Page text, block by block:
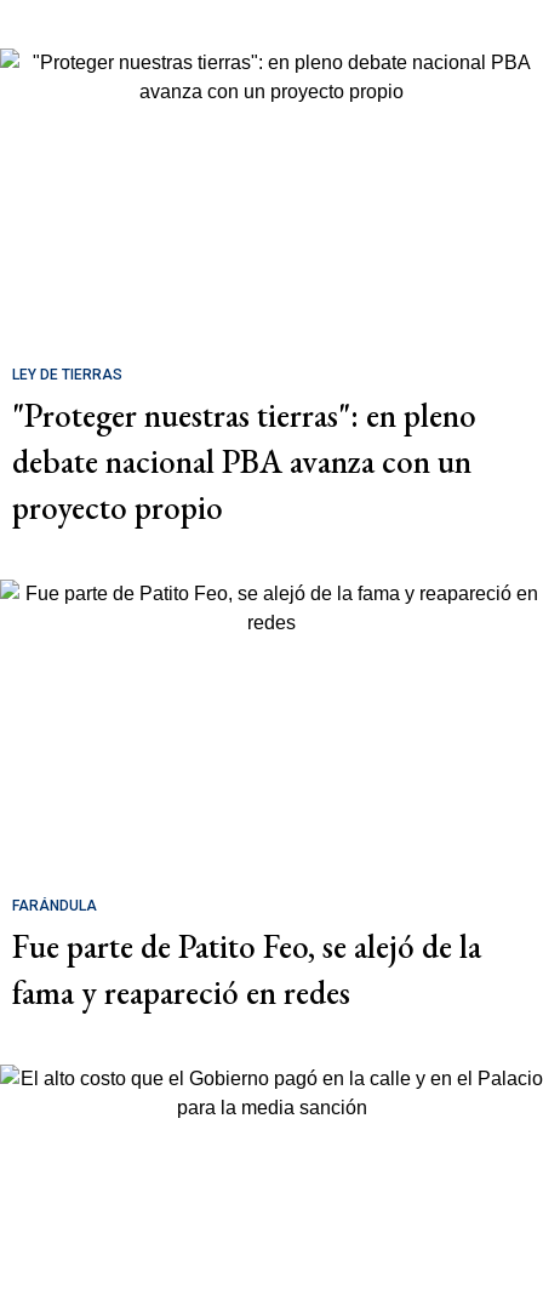
LEY DE TIERRAS
"Proteger nuestras tierras": en pleno
debate nacional PBA avanza con un
proyecto propio
FARÁNDULA
Fue parte de Patito Feo, se alejó de la
fama y reapareció en redes